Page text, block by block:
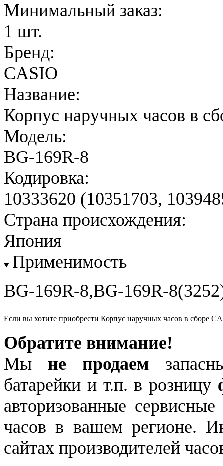
Минимальный заказ:
1 шт.
Бренд:
CASIO
Название:
Корпус наручных часов в
Модель:
BG-169R-8
Кодировка:
10333620 (10351703,
Страна происхождения:
Япония
Применимость
BG-169R-8,BG-169R-
Если вы хотите приобрести Корпус наручных часов в сборе
Обратите внимание!
Мы не продаем
батарейки и т.п. в розницу
авторизованные
часов в вашем регионе.
сайтах производителей